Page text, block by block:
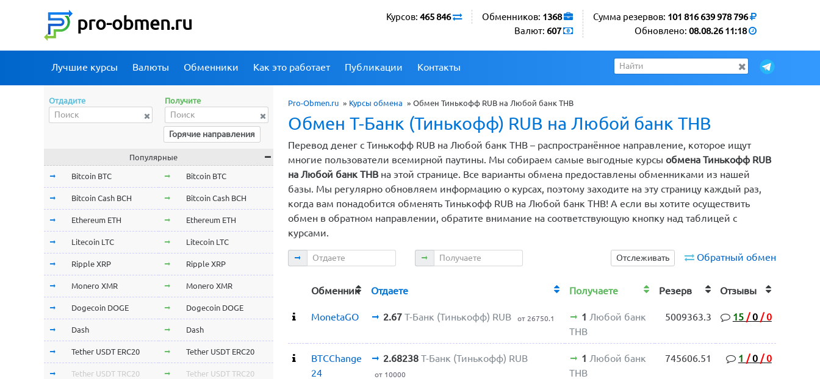
pro-obmen.ru Сумма резервов: 101 816 639 978 796
Обновлено: 08.08.26 11:18
Обменников: 1368
Валют: 607
Курсов: 465 846
Лучшие курсы Валюты Обменники Как это работает Публикации Контакты
Pro-Obmen.ru » Курсы обмена » Обмен Тинькофф RUB на Любой банк THB
Обмен Т-Банк (Тинькофф) RUB на Любой банк THB
Перевод денег с Тинькофф RUB на Любой банк THB – распространённое направление, которое ищут
многие пользователи всемирной паутины. Мы собираем самые выгодные курсы обмена Тинькофф RUB
на Любой банк THB на этой странице. Все варианты обмена предоставлены обменниками из нашей
базы. Мы регулярно обновляем информацию о курсах, поэтому заходите на эту страницу каждый раз,
когда вам понадобится обменять Тинькофф RUB на Любой банк THB! А если вы хотите осуществить
обмен в обратном направлении, обратите внимание на соответствующую кнопку над таблицей с
курсами.
Обратный обмен
Отслеживать
Отдаете Получаете
Обменник Отдаете Получаете Резерв Отзывы
MonetaGO 2.67 Т-Банк (Тинькофф) RUB от 26750.1 1 Любой банк
THB
5009363.3 15 / 0 / 0
BTCChange
24
2.68238 Т-Банк (Тинькофф) RUB
от 10000
1 Любой банк
THB
745606.51 1 / 0 / 0
Отдадите Получите
Горячие направления
Популярные
Bitcoin BTC Bitcoin BTC
Bitcoin Cash BCH Bitcoin Cash BCH
Ethereum ETH Ethereum ETH
Litecoin LTC Litecoin LTC
Ripple XRP Ripple XRP
Monero XMR Monero XMR
Dogecoin DOGE Dogecoin DOGE
Dash Dash
Tether USDT ERC20 Tether USDT ERC20
Tether USDT TRC20 Tether USDT TRC20